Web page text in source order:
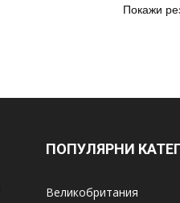
Покажи
ПОПУЛЯРНИ
Великобритания